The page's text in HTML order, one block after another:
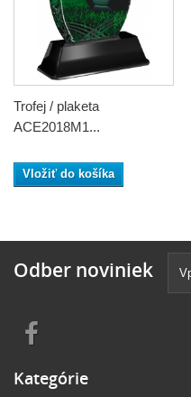
Trofej / plaketa
ACE2018M1...
Vložiť do košíka
Odber noviniek
Kategórie